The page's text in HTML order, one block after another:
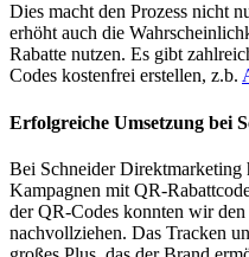
Dies macht den Prozess nicht
erhöht auch die
Rabatte nutzen. Es gibt
Codes kostenfrei erstellen, z.b.
Erfolgreiche Umsetzung bei
Bei Schneider
Kampagnen mit QR-
der QR-Codes konnten wir
nachvollziehen. Das Tracken